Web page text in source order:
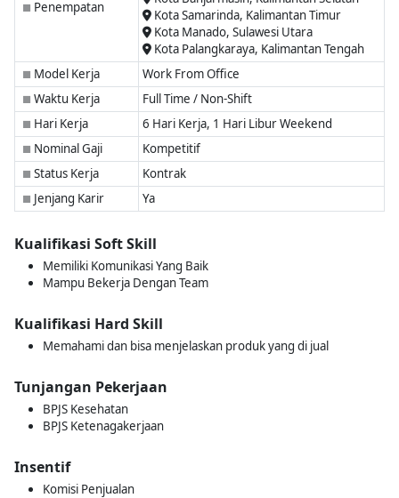
■ Penempatan
Kota Samarinda, Kalimantan Timur
Kota Manado, Sulawesi Utara
Kota Palangkaraya, Kalimantan Tengah
■ Model Kerja Work From Office
■ Waktu Kerja Full Time / Non-Shift
■ Hari Kerja 6 Hari Kerja, 1 Hari Libur Weekend
■ Nominal Gaji Kompetitif
■ Status Kerja Kontrak
■ Jenjang Karir Ya
Kualifikasi Soft Skill
Memiliki Komunikasi Yang Baik
Mampu Bekerja Dengan Team
Kualifikasi Hard Skill
Memahami dan bisa menjelaskan produk yang di jual
Tunjangan Pekerjaan
BPJS Kesehatan
BPJS Ketenagakerjaan
Insentif
Komisi Penjualan